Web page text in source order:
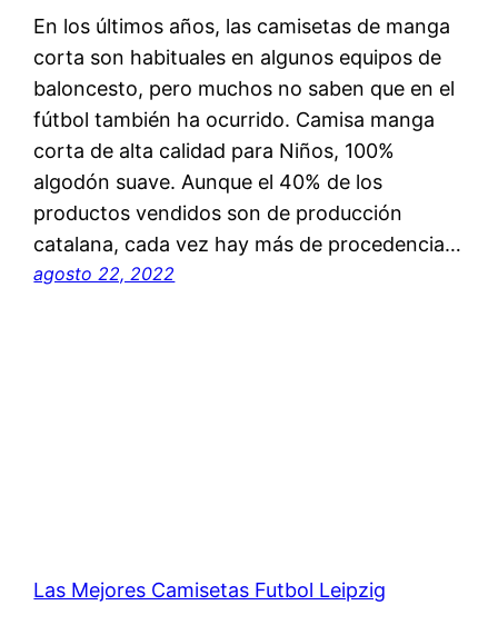
En los últimos años, las camisetas de manga
corta son habituales en algunos equipos de
baloncesto, pero muchos no saben que en el
fútbol también ha ocurrido. Camisa manga
corta de alta calidad para Niños, 100%
algodón suave. Aunque el 40% de los
productos vendidos son de producción
catalana, cada vez hay más de procedencia…
agosto 22, 2022
Las Mejores Camisetas Futbol Leipzig